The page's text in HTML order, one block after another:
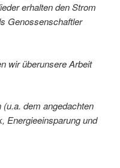
erhalten den Strom
Genossenschaftler
wir überunsere Arbeit
dem angedachten
Energieeinsparung und